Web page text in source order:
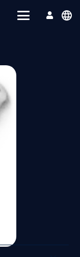
language